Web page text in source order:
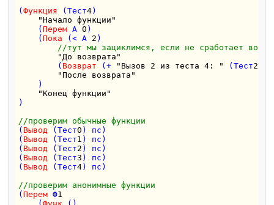
(Функция (Тест4)
"Начало функции"
    (
Перем А 0 )
    (
Пока (< А 2 )
//тут мы зациклимся, если не сработает
"До возврата"
        (
Возврат (+ "Вызов 2 из теста 4: " (Тест2
"После возврата"
    )
"Конец функции"
)
//проверим обычные функции
( Вывод (Тест0 ) пс)
( Вывод (Тест1 ) пс)
( Вывод (Тест2 ) пс)
( Вывод (Тест3 ) пс)
( Вывод (Тест4) пс)
//проверим анонимные функции
(Перем Ф1